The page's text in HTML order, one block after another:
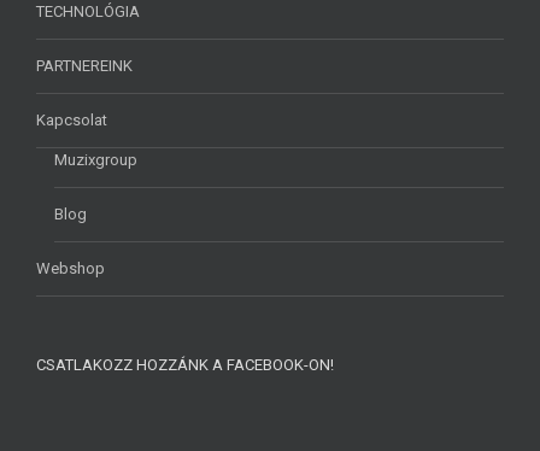
TECHNOLÓGIA
PARTNEREINK
Kapcsolat
Muzixgroup
Blog
Webshop
CSATLAKOZZ HOZZÁNK A FACEBOOK-ON!